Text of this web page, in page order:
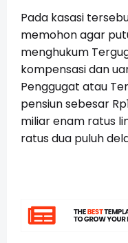
Pada kasasi
memohon agar
menghukum
kompensasi dan
Penggugat atau
pensiun sebesar
miliar enam ratus
ratus dua puluh